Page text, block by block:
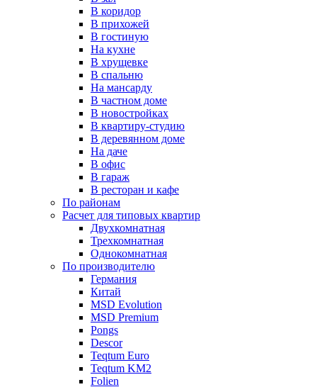
В коридор
В прихожей
В гостиную
На кухне
В хрущевке
В спальню
На мансарду
В частном доме
В новостройках
В квартиру-студию
В деревянном доме
На даче
В офис
В гараж
В ресторан и кафе
По районам
Расчет для типовых квартир
Двухкомнатная
Трехкомнатная
Однокомнатная
По производителю
Германия
Китай
MSD Evolution
MSD Premium
Pongs
Descor
Teqtum Euro
Teqtum KM2
Folien